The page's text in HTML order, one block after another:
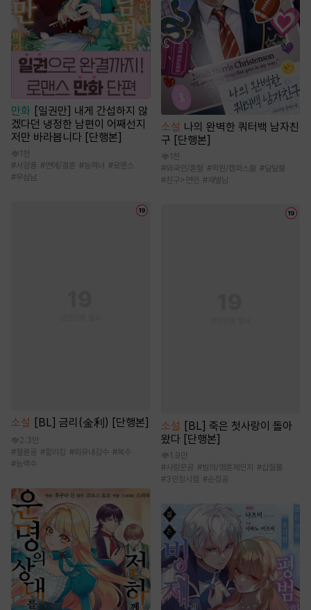
만화 [일권만] 내게 간섭하지 않
겠다던 냉정한 남편이 어째선지
저만 바라봅니다 [단행본]
1천
#서양풍 #연애/결혼 #능력녀 #로맨스
#무심남
소설 [BL] 금리(金利) [단행본]
2.3만
#절륜공 # 할리킹 #외유내강수 #복수
#능력수
소설 나의 완벽한 쿼터백 남자친
구 [단행본]
1천
#외국인/혼혈 #학원/캠퍼스물 #달달물
#친구>연인 #재벌남
소설 [BL] 죽은 첫사랑이 돌아
왔다 [단행본]
1.9만
#사랑꾼공 #빙의/영혼체인지 #삽질물
#3인칭시점 #순정공